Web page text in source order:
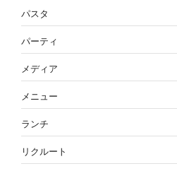
パスタ
パーティ
メディア
メニュー
ランチ
リクルート